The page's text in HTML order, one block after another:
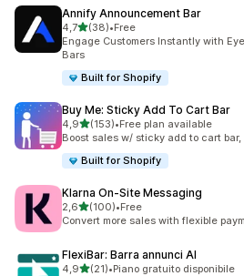
Annify Announcement Bar
4,7stelle su 5
(38)
38 recensioni totali
•Free
Engage Customers Instantly with
Bars
Built for Shopify
Buy Me: Sticky Add To Cart Bar
4,9stelle su 5
(153)
153 recensioni totali
•Free plan available
Boost sales w/ sticky add to cart
Built for Shopify
Klarna On‑Site Messaging
2,6stelle su 5
(100)
100 recensioni totali
•Free
Convert more sales with flexible
FlexiBar: Barra annunci AI
4,9stelle su 5
(21)•Piano gratuito disponibile